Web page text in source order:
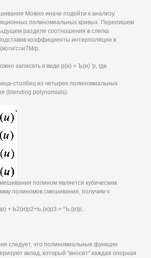
Можно иначе подойти к анализу
полиномиальных кривых. Перепишем
разделе соотношения в слегка
коэффициенты интерполяции в
р.
записать в виде р(и) = Ъ(и) 'р, где
столбец из четырех полиномиальных
(blending polynomials):
полином является кубическим.
полиномов смешивания, получим ч
+ Ь2(и)р2+Ь,(и)р3 = ^Ь,(и)р, .
следует, что полиномиальные функции
вклад, который "вносит" каждая опорная